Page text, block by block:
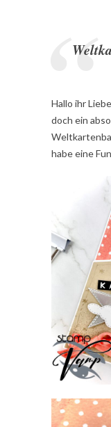
Hallo ihr
doch ein
habe eine